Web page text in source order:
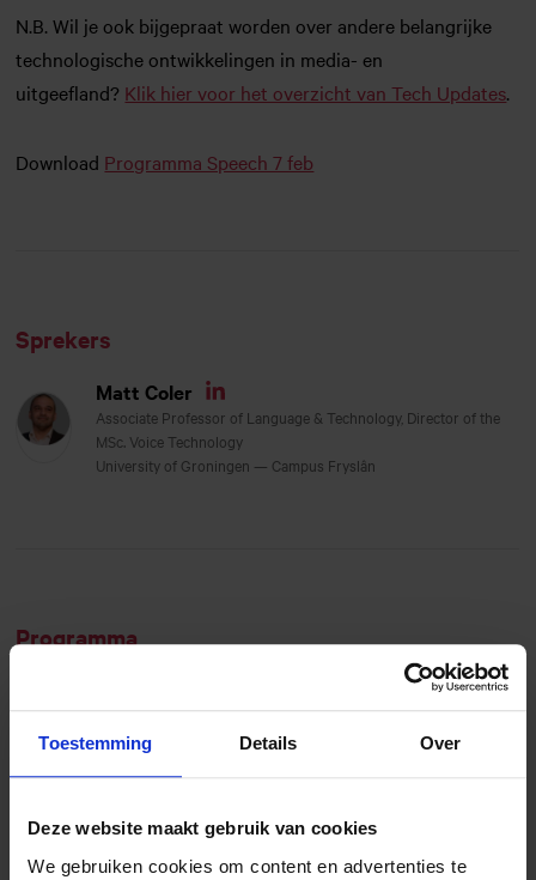
Toestemming Details Over
Deze website maakt gebruik van cookies
We gebruiken cookies om content en advertenties te
N.B. Wil je ook bijgepraat worden over andere belangrijke
technologische ontwikkelingen in media- en
uitgeefland? Klik hier voor het overzicht van Tech Updates.
Download Programma Speech 7 feb
Sprekers
Matt Coler
Linkedin
Associate Professor of Language & Technology, Director of the
MSc. Voice Technology
University of Groningen — Campus Fryslân
Programma
09:00 Tech Update
uitgeefprofessional. Hij laat tevens demo’s zien.